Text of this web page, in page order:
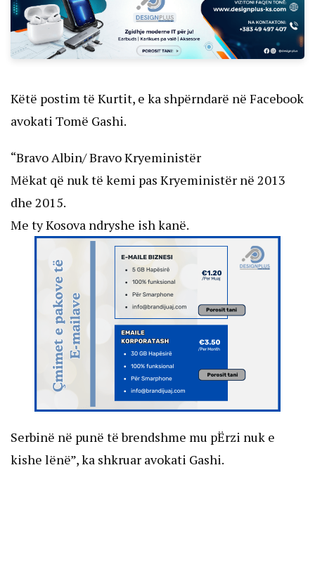
Këtë postim të Kurtit, e ka shpërndarë në Facebook
avokati Tomë Gashi.
“Bravo Albin/ Bravo Kryeministër
Mëkat që nuk të kemi pas Kryeministër në 2013
dhe 2015.
Me ty Kosova ndryshe ish kanë.
Serbinë në punë të brendshme mu pËrzi nuk e
kishe lënë”, ka shkruar avokati Gashi.